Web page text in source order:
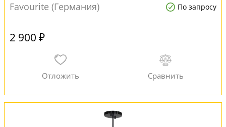
Favourite (Германия) По запросу
2 900 ₽